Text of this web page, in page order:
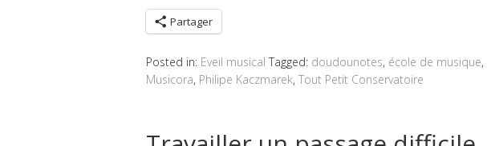
Partager
Posted in: Eveil musical Tagged: doudounotes, école de musique,
Musicora, Philipe Kaczmarek, Tout Petit Conservatoire